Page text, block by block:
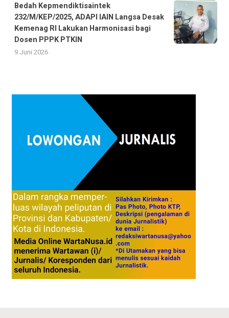
Bedah Kepmendiktisaintek
232/M/KEP/2025, ADAPI IAIN Langsa Desak
Kemenag RI Lakukan Harmonisasi bagi
Dosen PPPK PTKIN
9 Juni 2026